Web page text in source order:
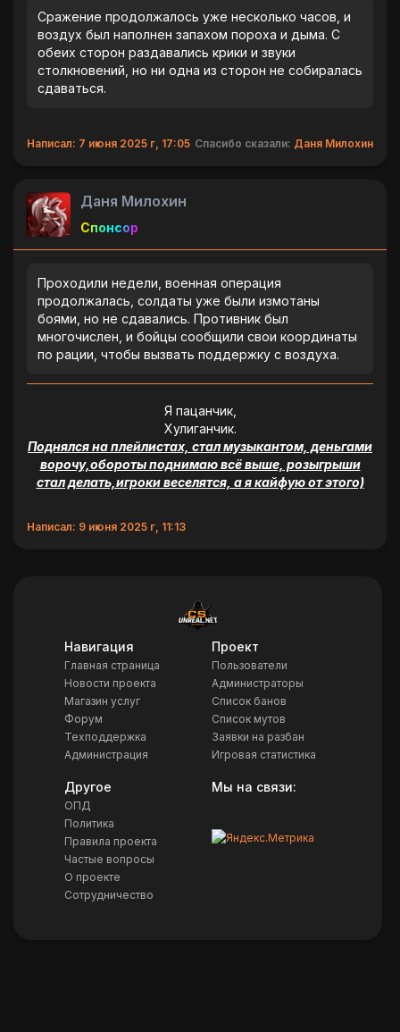
Сражение продолжалось уже несколько часов, и
воздух был наполнен запахом пороха и дыма. С
обеих сторон раздавались крики и звуки
столкновений, но ни одна из сторон не собиралась
сдаваться.
Написал: 7 июня 2025 г, 17:05 Спасибо сказали: Даня Милохин
Даня Милохин
Спонсор
Проходили недели, военная операция
продолжалась, солдаты уже были измотаны
боями, но не сдавались. Противник был
многочислен, и бойцы сообщили свои координаты
по рации, чтобы вызвать поддержку с воздуха.
Я пацанчик,
Хулиганчик.
Поднялся на плейлистах, стал музыкантом, деньгами
ворочу,обороты поднимаю всё выше, розыгрыши
стал делать,игроки веселятся, а я кайфую от этого)
Написал: 9 июня 2025 г, 11:13
Навигация
Главная страница
Новости проекта
Магазин услуг
Форум
Техподдержка
Администрация
Проект
Пользователи
Администраторы
Список банов
Список мутов
Заявки на разбан
Игровая статистика
Другое
ОПД
Политика
Правила проекта
Частые вопросы
О проекте
Сотрудничество
Мы на связи: